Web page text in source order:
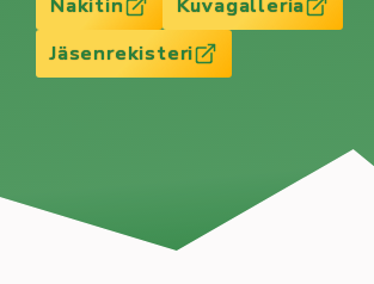
Jäsenrekisteri